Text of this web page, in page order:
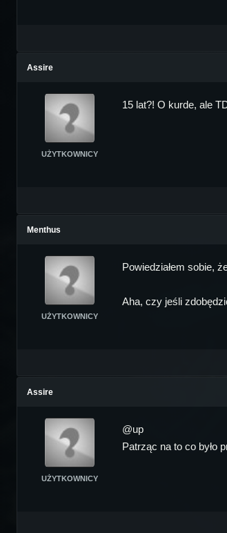
Assire
UŻYTKOWNICY
15 lat?! O kurde, ale
Menthus
UŻYTKOWNICY
Powiedziałem sobie,
Aha, czy jeśli
Assire
UŻYTKOWNICY
@up
Patrząc na to co było